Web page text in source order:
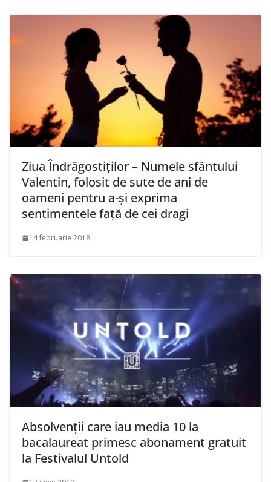
Ziua Îndrăgostiţilor – Numele sfântului
Valentin, folosit de sute de ani de
oameni pentru a-şi exprima
sentimentele faţă de cei dragi
14 februarie 2018
Absolvenţii care iau media 10 la
bacalaureat primesc abonament gratuit
la Festivalul Untold